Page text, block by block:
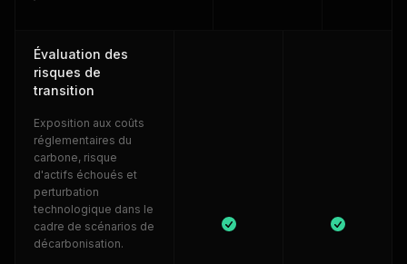
Évaluation des
risques de
transition
Exposition aux coûts
réglementaires du
carbone, risque
d'actifs échoués et
perturbation
technologique dans le
cadre de scénarios de
décarbonisation.